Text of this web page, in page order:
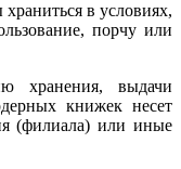
в условиях,
порчу или
хранения, выдачи
книжек несет
(филиала) или иные